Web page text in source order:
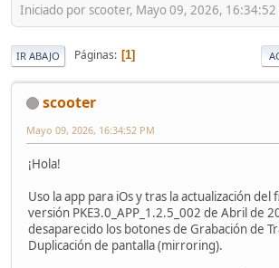
Iniciado por scooter, Mayo 09, 2026, 16:34:52
IR ABAJO Páginas 1
scooter
Mayo 09, 2026, 16:34:52 PM
¡Hola!
Uso la app para iOs y tras la actualización del
versión PKE3.0_APP_1.2.5_002 de Abril de
desaparecido los botones de Grabación de
Duplicación de pantalla (mirroring).